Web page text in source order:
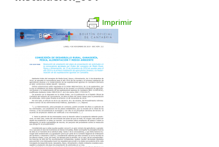
Imprimir